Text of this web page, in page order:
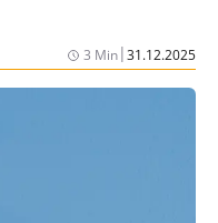
3 Min|31.12.2025